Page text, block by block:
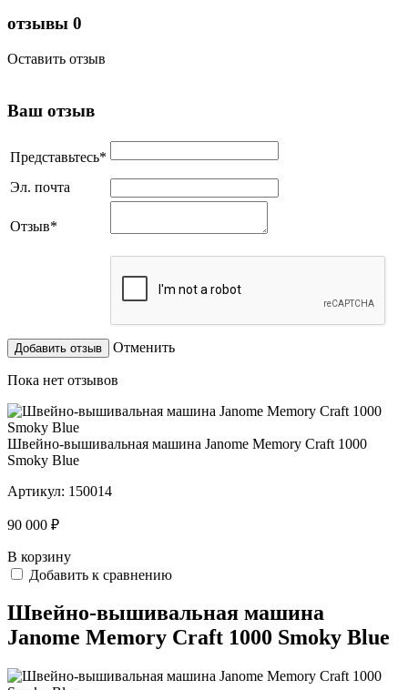
отзывы 0
Оставить отзыв
Ваш отзыв
Представьтесь*
Эл. почта
Отзыв*
Отменить
Пока нет отзывов
Швейно-вышивальная машина Janome Memory Craft 1000
Smoky Blue
Артикул: 150014
90 000 ₽
В корзину
Добавить к сравнению
Швейно-вышивальная машина
Janome Memory Craft 1000 Smoky Blue